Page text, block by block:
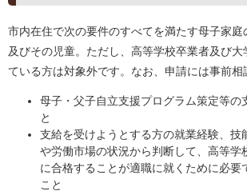
市内在住で次の要件のすべてを満たす母子家庭
及びその児童。ただし、高等学校卒業者及び大
ている方は対象外です。なお、申請には事前相
母子・父子自立支援プログラム策定等の
と
支給を受けようとする方の就業経験、技
や労働市場の状況から判断して、高等学
に合格することが適職に就くために必要
こと